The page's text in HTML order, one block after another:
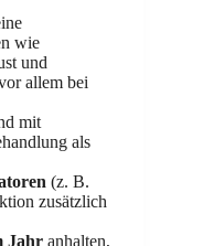
wie
und
allem bei
mit
als
(z. B.
zusätzlich
Jahr anhalten,